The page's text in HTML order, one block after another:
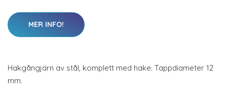
MER INFO!
Hakgångjärn av stål, komplett med hake. Tappdiameter 12
mm.